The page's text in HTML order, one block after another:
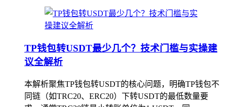
TP钱包转USDT最少几个？技术门槛与实操建
议全解析
本解析聚焦TP钱包转USDT的核心问题，明确TP钱包不
同链（如TRC20、ERC20）下转USDT的最低数量要